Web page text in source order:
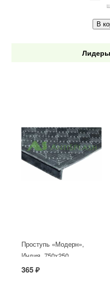
В
Проступь «Модерн»,
Индия, 750x250
365 ₽